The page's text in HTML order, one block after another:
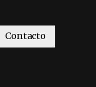
Contacto